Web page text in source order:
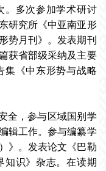
。多次参加学术研讨
研究所《中亚南亚形
势月刊》。发表期刊
获省部级采纳及主要
集《中东形势与战略
全，参与区域国别学
辑工作。参与编纂学
》。发表论文《巴勒
知识》杂志。在读期